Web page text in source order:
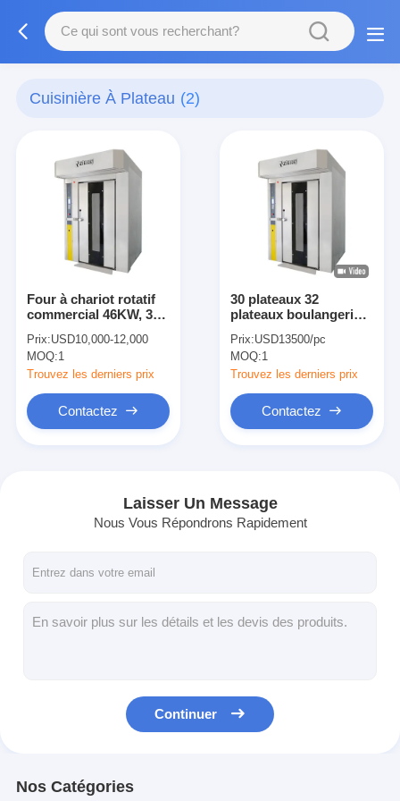
Cuisinière À Plateau (2)
Four à chariot rotatif
commercial 46KW, 32
électrique
Prix:USD10,000-12,000
MOQ:1
Trouvez les derniers prix
Contactez
30 plateaux 32
plateaux boulangerie
four en acier
inoxydable
Prix:USD13500/pc
MOQ:1
Trouvez les derniers prix
Contactez
Laisser Un Message
Nous Vous Répondrons Rapidement
Continuer
Nos Catégories